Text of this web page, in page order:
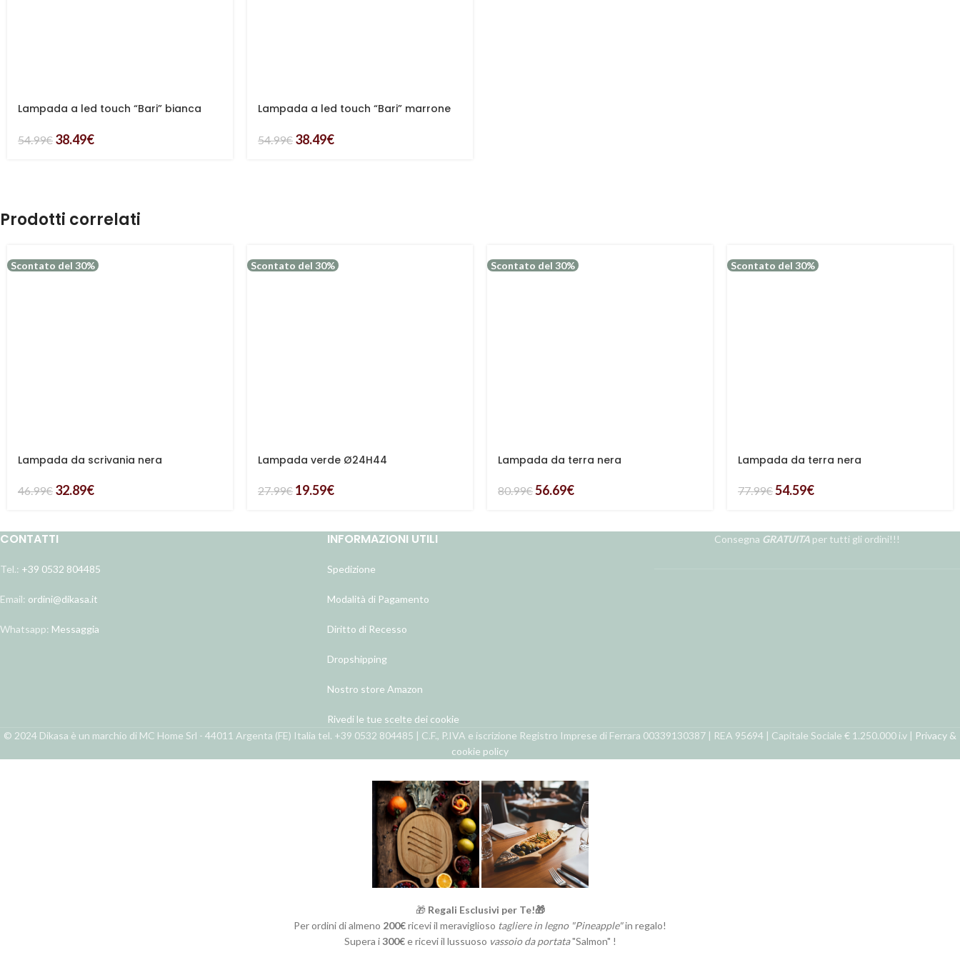
Lampada a led touch “Bari” bianca
54.99€ 38.49€
Lampada a led touch “Bari” marrone
54.99€ 38.49€
Prodotti correlati
Scontato del 30%
Lampada da scrivania nera
46.99€ 32.89€
Scontato del 30%
Lampada verde Ø24H44
27.99€ 19.59€
Scontato del 30%
Lampada da terra nera
80.99€56.69€
Scontato del 30%
Lampada da terra nera
77.99€54.59€
CONTATTI
Tel.: +39 0532 804485
Email: ordini@dikasa.it
Whatsapp: Messaggia
INFORMAZIONI UTILI
Spedizione
Modalità di Pagamento
Diritto di Recesso
Dropshipping
Nostro store Amazon
Rivedi le tue scelte dei cookie
Consegna GRATUITA per tutti gli ordini!!!
© 2024 Dikasa è un marchio di MC Home Srl - 44011 Argenta (FE) Italia tel. +39 0532 804485 | C.F., P.IVA e iscrizione Registro Imprese di Ferrara 00339130387 | REA 95694 | Capitale Sociale € 1.250.000 i.v | Privacy &
cookie policy
🎁 Regali Esclusivi per Te!🎁
Per ordini di almeno 200€ricevi il meraviglioso tagliere in legno "Pineapple"in regalo!
Supera i300€e ricevi il lussuoso vassoio da portata"Salmon" !